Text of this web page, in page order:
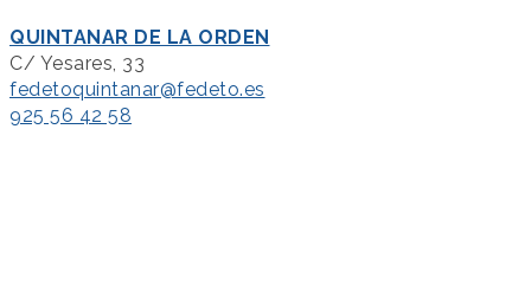
QUINTANAR DE LA ORDEN
C/ Yesares, 33
fedetoquintanar@fedeto.es
925 56 42 58